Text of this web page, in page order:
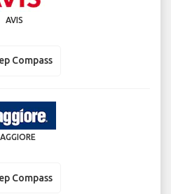
AVIS
Compass
Compass